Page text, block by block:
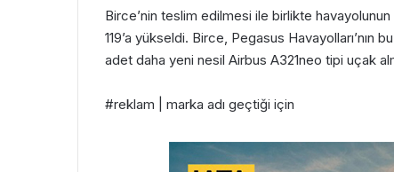
Birce’nin teslim edilmesi ile birlikte havayolunun
119’a yükseldi. Birce, Pegasus Havayolları’nın
adet daha yeni nesil Airbus A321neo tipi uçak
#reklam | marka adı geçtiği için